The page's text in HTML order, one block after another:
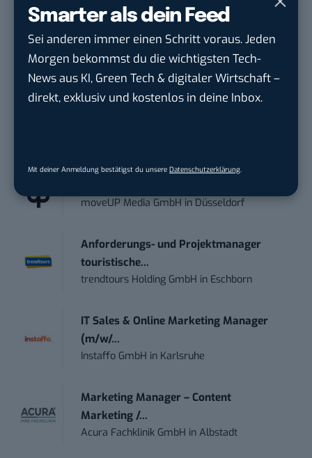
Smarter als dein Feed
Sei anderen immer einen Schritt voraus. Jeden
Morgen bekommst du die wichtigsten Tech-
News aus KI, Green Tech & digitaler Wirtschaft –
direkt, exklusiv und kostenlos in deine Inbox.
Mit deiner Anmeldung bestätigst du unsere Datenschutzerklärung
KI, Green Tech und die Tech-Themen von Morgen
wichtigsten News des Tages – und sichern sich
damit ihren Vorsprung.
Hier kannst du dich
kostenlos anmelden.
moveUP Media GmbH in Düsseldorf
Anforderungs- und Projektmanager
touristische...
trendtours Holding GmbH in Eschborn
IT Sales & Online Marketing Manager
(m/w/...
Instaffo GmbH in Karlsruhe
Marketing Manager – Content
Marketing /...
Acura Fachklinik GmbH inAlbstadt